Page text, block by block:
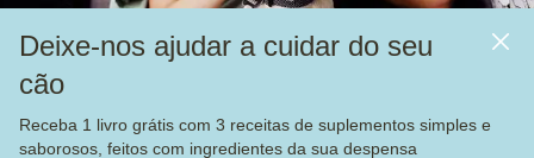
Deixe-nos ajudar a cuidar do seu
cão
Receba 1 livro grátis com 3 receitas de suplementos simples e
saborosos, feitos com ingredientes da sua despensa
Mais
Alimentação
Veja nossas4.000 avaliações no